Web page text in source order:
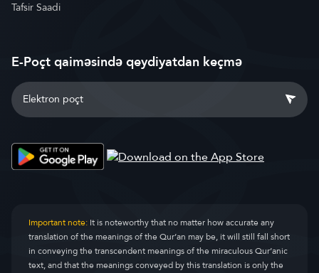
Tafsir Saadi
E-Poçt qaiməsində qeydiyatdan keçmə
Important note:It is noteworthy that no matter how accurate any
translation of the meanings of the Qur’an may be, it will still fall short
in conveying the transcendent meanings of the miraculous Qur’anic
text, and that the meanings conveyed by this translation is only the